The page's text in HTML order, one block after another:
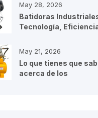
May 28, 2026
Batidoras
Tecnología,
May 21, 2026
Lo que tienes que
acerca de los